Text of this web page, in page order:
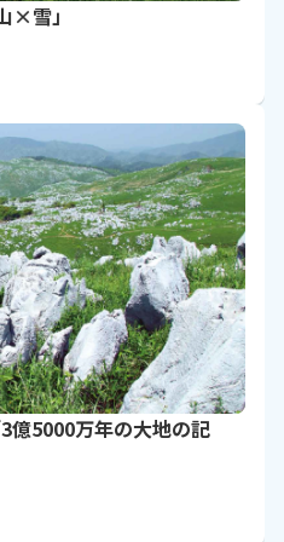
×雪」
億5000万年の大地の記